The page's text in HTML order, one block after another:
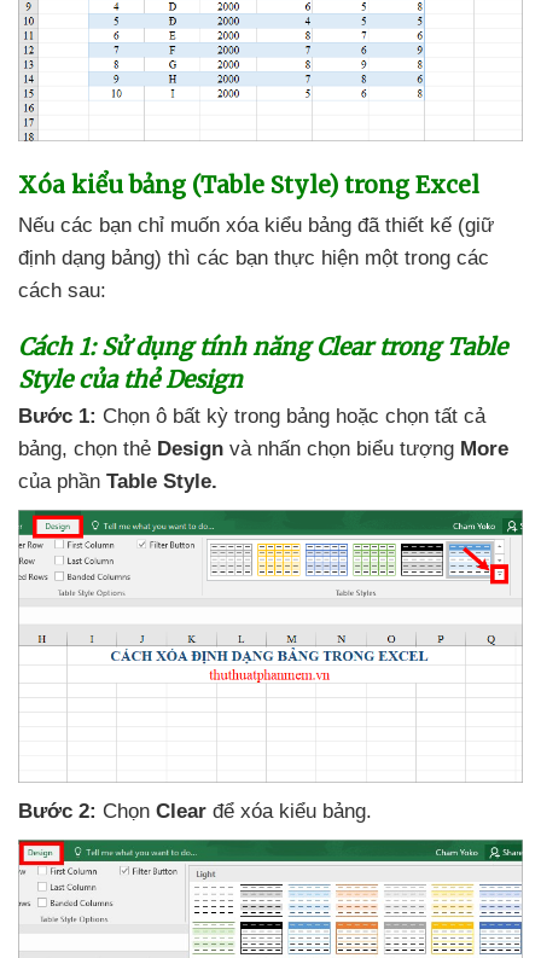
Xóa kiểu bảng (Table Style) trong Excel
Nếu các bạn chỉ muốn xóa kiểu bảng đã thiết kế (giữ
định dạng bảng) thì các bạn thực hiện một trong các
cách sau:
Cách 1:Sử dụng tính năng Clear trong Table
Stylecủa thẻ Design
Bước 1: Chọn ô bất kỳ trong bảng hoặc chọn tất cả
bảng, chọn thẻ Design và nhấn chọn biểu tượng More
của phần Table Style.
Bước 2: Chọn Clear để xóa kiểu bảng.